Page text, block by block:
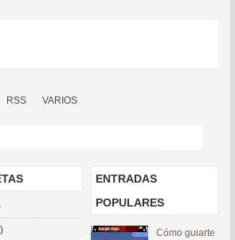
RSS VARIOS
ENTRADAS
POPULARES
Cómo guiarte